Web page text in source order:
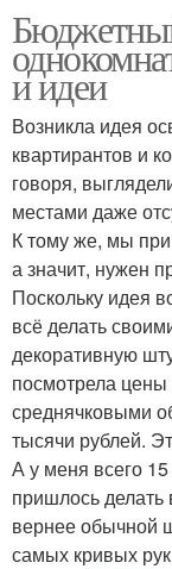
и идеи
Возникла идея
квартирантов и
говоря,
местами даже
К тому же, мы
а значит, нужен
Поскольку идея
всё делать
декоративную
посмотрела цены
среднячковыми
тысячи рублей.
А у меня всего
пришлось делать
вернее обычной
самых кривых